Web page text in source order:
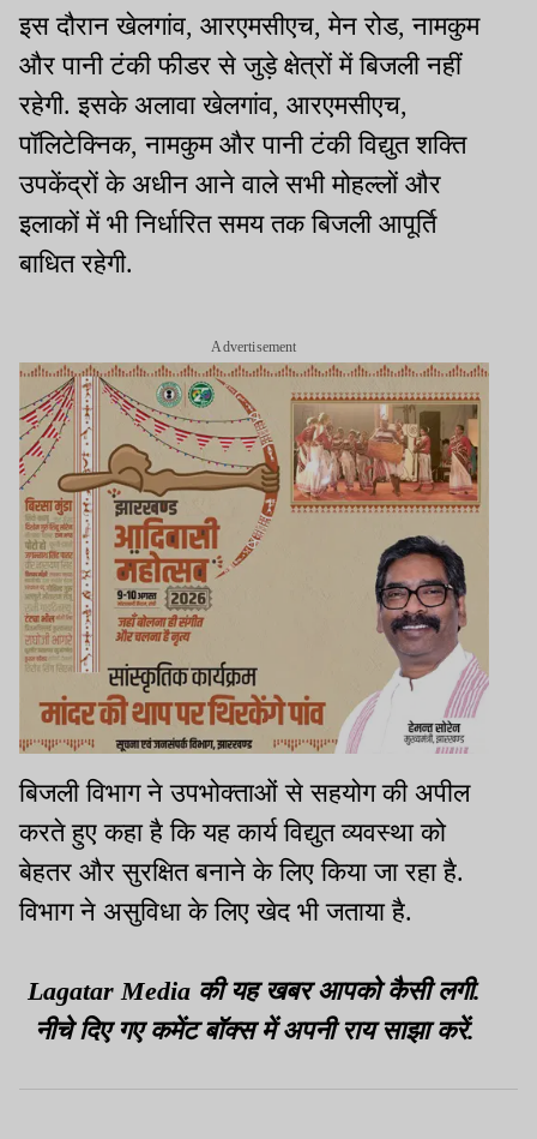
इस दौरान खेलगांव, आरएमसीएच, मेन रोड, नामकुम
और पानी टंकी फीडर से जुड़े क्षेत्रों में बिजली नहीं
रहेगी. इसके अलावा खेलगांव, आरएमसीएच,
पॉलिटेक्निक, नामकुम और पानी टंकी विद्युत शक्ति
उपकेंद्रों के अधीन आने वाले सभी मोहल्लों और
इलाकों में भी निर्धारित समय तक बिजली आपूर्ति
बाधित रहेगी.
Advertisement
बिजली विभाग ने उपभोक्ताओं से सहयोग की अपील
करते हुए कहा है कि यह कार्य विद्युत व्यवस्था को
बेहतर और सुरक्षित बनाने के लिए किया जा रहा है.
विभाग ने असुविधा के लिए खेद भी जताया है.
Lagatar Media की यह खबर आपको कैसी लगी.
नीचे दिए गए कमेंट बॉक्स में अपनी राय साझा करें.